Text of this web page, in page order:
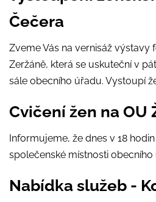
Čečera
Zveme Vás na vernisáž výstavy
Zeržáně, která se uskuteční v
sále obecního úřadu. Vystoupí
Cvičení žen na OU
Informujeme, že dnes v 18
společenské místnosti
Nabídka služeb -